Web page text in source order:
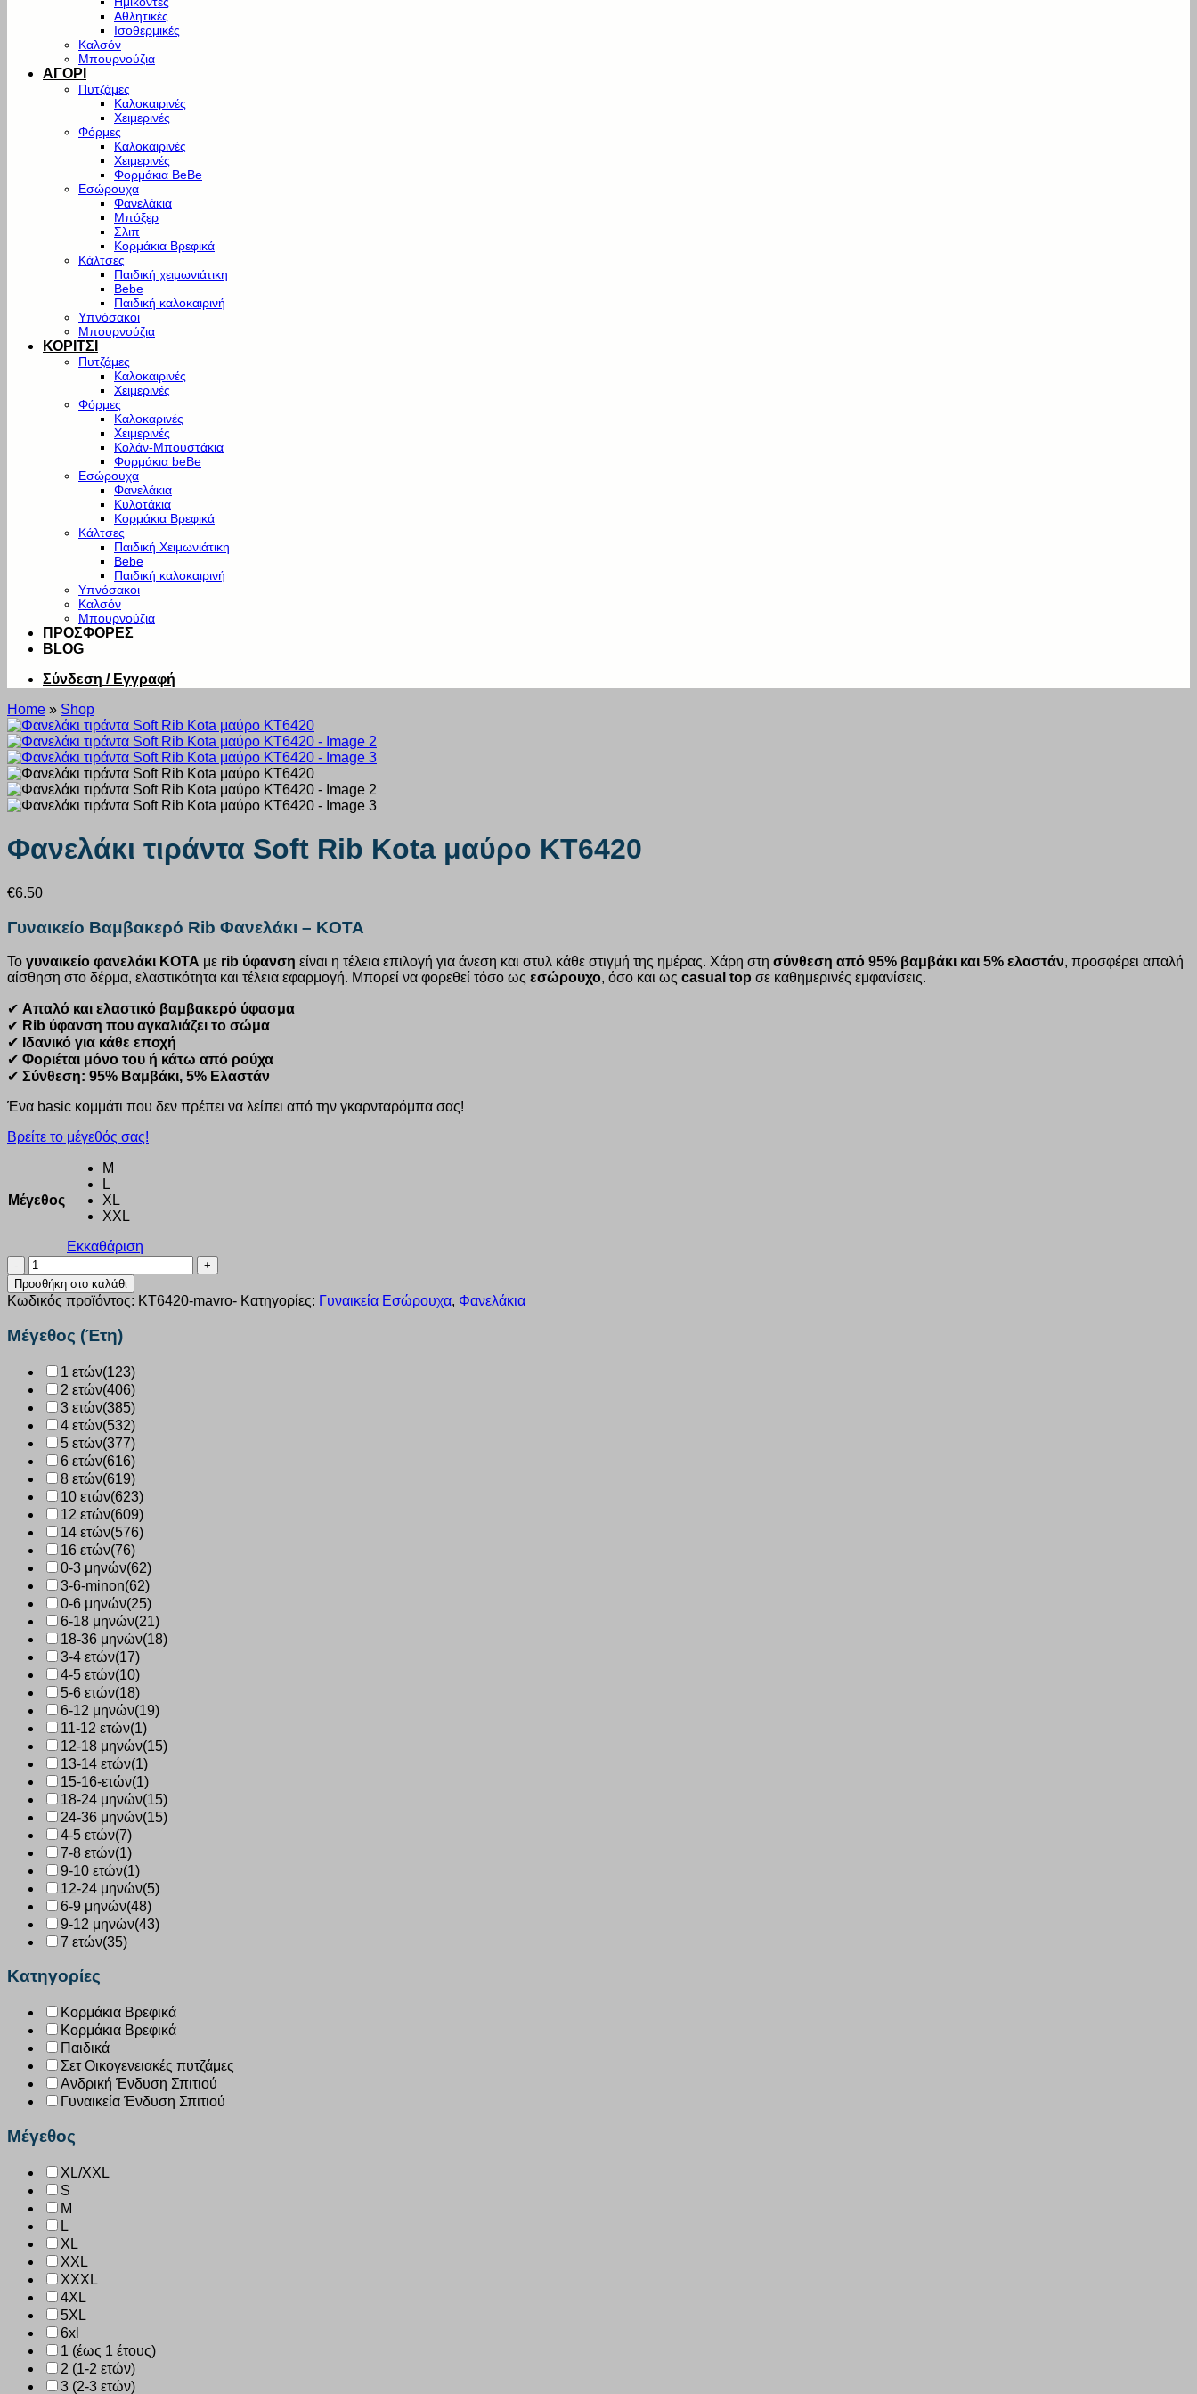
Αθλητικές
Ισοθερμικές
Καλσόν
Μπουρνούζια
ΑΓΟΡΙ
Πυτζάμες
Καλοκαιρινές
Χειμερινές
Φόρμες
Καλοκαιρινές
Χειμερινές
Φορμάκια BeBe
Εσώρουχα
Φανελάκια
Μπόξερ
Σλιπ
Κορμάκια Βρεφικά
Κάλτσες
Παιδική χειμωνιάτικη
Bebe
Παιδική καλοκαιρινή
Υπνόσακοι
Μπουρνούζια
ΚΟΡΙΤΣΙ
Πυτζάμες
Καλοκαιρινές
Χειμερινές
Φόρμες
Καλοκαρινές
Χειμερινές
Κολάν-Μπουστάκια
Φορμάκια beBe
Εσώρουχα
Φανελάκια
Κυλοτάκια
Κορμάκια Βρεφικά
Κάλτσες
Παιδική Χειμωνιάτικη
Bebe
Παιδική καλοκαιρινή
Υπνόσακοι
Καλσόν
Μπουρνούζια
ΠΡΟΣΦΟΡΕΣ
BLOG
Σύνδεση / Εγγραφή
Home » Shop
Φανελάκι τιράντα Soft Rib Kota μαύρο KT6420
€6.50
Γυναικείο Βαμβακερό Rib Φανελάκι – KOTA
Το γυναικείο φανελάκι KOTA με rib ύφανση είναι η τέλεια επιλογή για άνεση και στυλ κάθε στιγμή της ημέρας. Χάρη στη σύνθεση από 95% βαμβάκι και 5% ελαστάν, προσφέρει απαλή
αίσθηση στο δέρμα, ελαστικότητα και τέλεια εφαρμογή. Μπορεί να φορεθεί τόσο ως εσώρουχο, όσο και ως casual top σε καθημερινές εμφανίσεις.
✔ Απαλό και ελαστικό βαμβακερό ύφασμα
✔ Rib ύφανση που αγκαλιάζει το σώμα
✔ Ιδανικό για κάθε εποχή
✔ Φοριέται μόνο του ή κάτω από ρούχα
✔ Σύνθεση: 95% Βαμβάκι, 5% Ελαστάν
Ένα basic κομμάτι που δεν πρέπει να λείπει από την γκαρνταρόμπα σας!
Βρείτε το μέγεθός σας!
Μέγεθος
M
L
XL
XXL
Εκκαθάριση
Φανελάκι
τιράντα
Soft
Rib
Kota
μαύρο
ποσότητα
Προσθήκη στο καλάθι
Κωδικός προϊόντος: KT6420-mavro- Κατηγορίες: Γυναικεία Εσώρουχα, Φανελάκια
Μέγεθος (Έτη)
1 ετών(123)
2 ετών(406)
3 ετών(385)
4 ετών(532)
5 ετών(377)
6 ετών(616)
8 ετών(619)
10 ετών(623)
12 ετών(609)
14 ετών(576)
16 ετών(76)
0-3 μηνών(62)
3-6-minon(62)
0-6 μηνών(25)
6-18 μηνών(21)
18-36 μηνών(18)
3-4 ετών(17)
4-5 ετών(10)
5-6 ετών(18)
6-12 μηνών(19)
11-12 ετών(1)
12-18 μηνών(15)
13-14 ετών(1)
15-16-ετών(1)
18-24 μηνών(15)
24-36 μηνών(15)
4-5 ετών(7)
7-8 ετών(1)
9-10 ετών(1)
12-24 μηνών(5)
6-9 μηνών(48)
9-12 μηνών(43)
7 ετών(35)
Κατηγορίες
Κορμάκια Βρεφικά
Κορμάκια Βρεφικά
Παιδικά
Σετ Οικογενειακές πυτζάμες
Ανδρική Ένδυση Σπιτιού
Γυναικεία Ένδυση Σπιτιού
Μέγεθος
XL/XXL
S
M
L
XL
XXL
XXXL
4XL
5XL
6xl
1 (έως 1 έτους)
2 (1-2 ετών)
3 (2-3 ετών)